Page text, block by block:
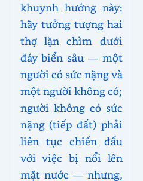
khuynh hướng này:
hãy tưởng tượng hai
thợ lặn chìm dưới
đáy biển sâu — một
người có sức nặng và
một người không có;
người không có sức
nặng (tiếp đất) phải
liên tục chiến đấu
với việc bị nổi lên
mặt nước — nhưng,